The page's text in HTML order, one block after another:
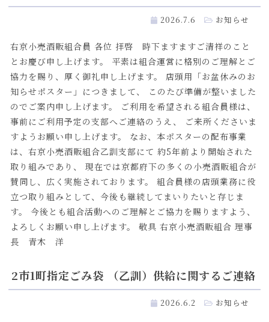
2026.7.6 お知らせ
右京小売酒販組合員 各位 拝啓 時下ますますご清祥のこと
とお慶び申し上げます。 平素は組合運営に格別のご理解とご
協力を賜り、厚く御礼申し上げます。 店頭用「お盆休みのお
知らせポスター」につきまして、 このたび準備が整いました
のでご案内申し上げます。 ご利用を希望される組合員様は、
事前にご利用予定の支部へご連絡のうえ、 ご来所くださいま
すようお願い申し上げます。 なお、本ポスターの配布事業
は、右京小売酒販組合乙訓支部にて 約5年前より開始された
取り組みであり、 現在では京都府下の多くの小売酒販組合が
賛同し、広く実施されております。 組合員様の店頭業務に役
立つ取り組みとして、今後も継続してまいりたいと存じま
す。 今後とも組合活動へのご理解とご協力を賜りますよう、
よろしくお願い申し上げます。 敬具 右京小売酒販組合 理事
長 青木 洋
2市1町指定ごみ袋 （乙訓）供給に関するご連絡
2026.6.2 お知らせ